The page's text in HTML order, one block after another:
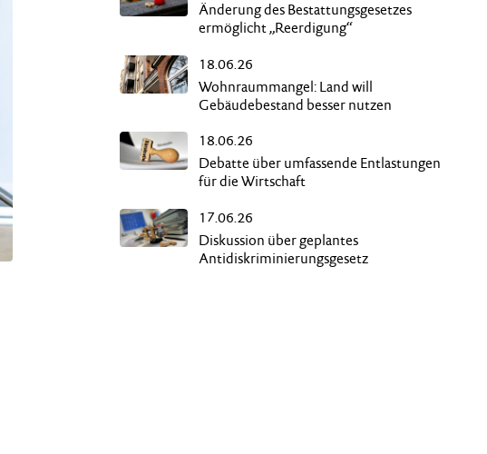
Änderung des Bestattungsgesetzes
ermöglicht „Reerdigung“
18.06.26
Wohnraummangel: Land will
Gebäudebestand besser nutzen
18.06.26
Debatte über umfassende Entlastungen
für die Wirtschaft
17.06.26
Diskussion über geplantes
Antidiskriminierungsgesetz